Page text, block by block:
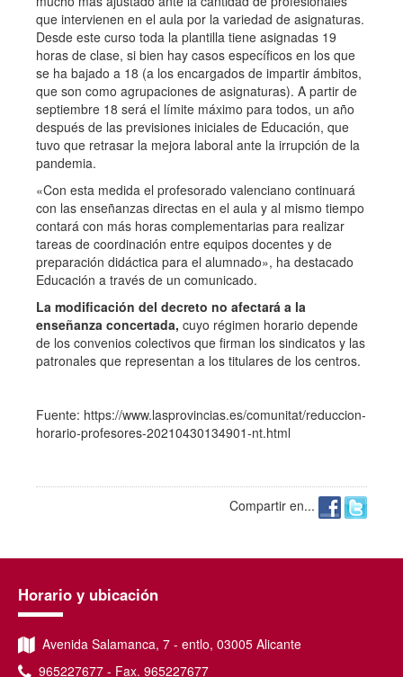
que intervienen en el aula por la variedad de asignaturas.
Desde este curso toda la plantilla tiene asignadas 19
horas de clase, si bien hay casos específicos en los que
se ha bajado a 18 (a los encargados de impartir ámbitos,
que son como agrupaciones de asignaturas). A partir de
septiembre 18 será el límite máximo para todos, un año
después de las previsiones iniciales de Educación, que
tuvo que retrasar la mejora laboral ante la irrupción de la
pandemia.
«Con esta medida el profesorado valenciano continuará
con las enseñanzas directas en el aula y al mismo tiempo
contará con más horas complementarias para realizar
tareas de coordinación entre equipos docentes y de
preparación didáctica para el alumnado», ha destacado
Educación a través de un comunicado.
La modificación del decreto no afectará a la
enseñanza concertada, cuyo régimen horario depende
de los convenios colectivos que firman los sindicatos y las
patronales que representan a los titulares de los centros.
Fuente: https://www.lasprovincias.es/comunitat/reduccion-
horario-profesores-20210430134901-nt.html
Compartir en...
Horario y ubicación
Avenida Salamanca, 7 - entlo, 03005 Alicante
965227677 - Fax. 965227677